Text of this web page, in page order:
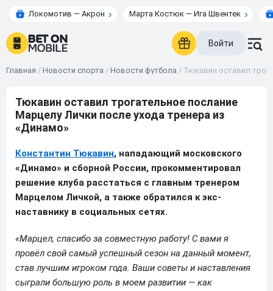
Локомотив — Акрон Марта Костюк — Ига Швентек
Войти
Главная / Новости спорта / Новости футбола / Тюкавин оставил
Тюкавин оставил трогательное послание
Марцелу Лички после ухода тренера из
«Динамо»
Константин Тюкавин, нападающий московского
«Динамо» и сборной России, прокомментировал
решение клуба расстаться с главным тренером
Марцелом Личкой, а также обратился к экс-
наставнику в социальных сетях.
«Марцел, спасибо за совместную работу! С вами я
провёл свой самый успешный сезон на данный момент,
став лучшим игроком года. Ваши советы и наставления
сыграли большую роль в моем развитии — как